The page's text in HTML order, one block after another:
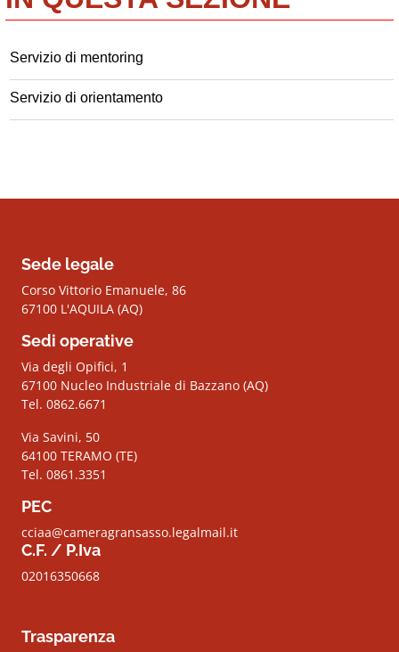
Servizio di mentoring
Servizio di orientamento
Sede legale
Corso Vittorio Emanuele, 86
67100 L'AQUILA (AQ)
Sedi operative
Via degli Opifici, 1
67100 Nucleo Industriale di Bazzano (AQ)
Tel. 0862.6671
Via Savini, 50
64100 TERAMO (TE)
Tel. 0861.3351
PEC
cciaa@cameragransasso.legalmail.it
C.F. / P.Iva
02016350668
Trasparenza